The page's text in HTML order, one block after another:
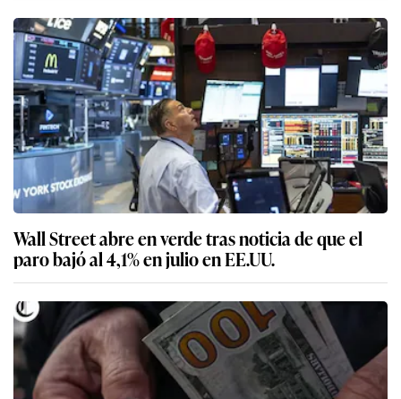
Wall Street abre en verde tras noticia de que el
paro bajó al 4,1% en julio en EE.UU.